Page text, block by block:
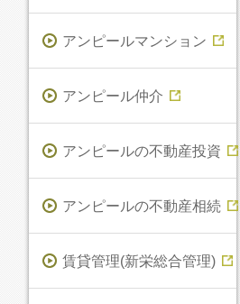
アンピールマンション
アンピール仲介
アンピールの不動産投資
アンピールの不動産相続
賃貸管理(新栄総合管理)